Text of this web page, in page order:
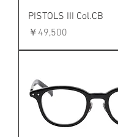
PISTOLS III Col.CB
価格
￥49,500